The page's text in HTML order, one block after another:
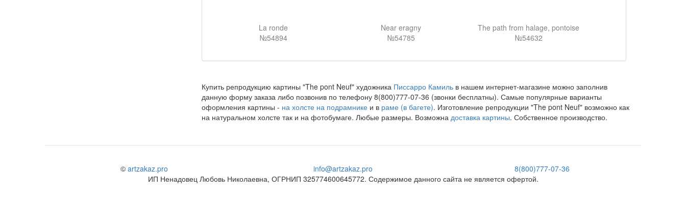
La ronde
№54894
Near eragny
№54785
The path from halage, pontoise
№54632
Купить репродукцию картины "The pont Neuf" художника Писсарро Камильв нашем интернет-магазине можно заполнив
данную форму заказа либо позвонив по телефону 8(800)777-07-36 (звонки бесплатны). Самые популярные варианты
оформления картины - на холсте на подрамникеи в раме (в багете). Изготовление репродукции "The pont Neuf" возможно как
на натуральном холсте так и на фотобумаге. Любые размеры. Возможна доставка картины. Собственное производство.
© artzakaz.pro info@artzakaz.pro
8(800)777-07-36
ИП Ненадовец Любовь Николаевна, ОГРНИП 325774600645772. Содержимое данного сайта не является офертой.